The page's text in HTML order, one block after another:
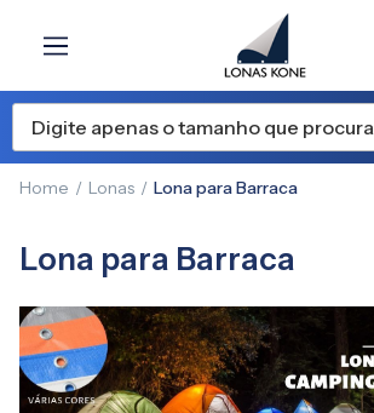
Home Lonas Lona para Barraca
Lona para Barraca